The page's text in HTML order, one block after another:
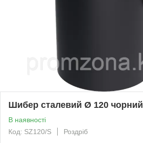
Шибер сталевий Ø 120 чорний
В наявності
Код: SZ120/S
Роздріб